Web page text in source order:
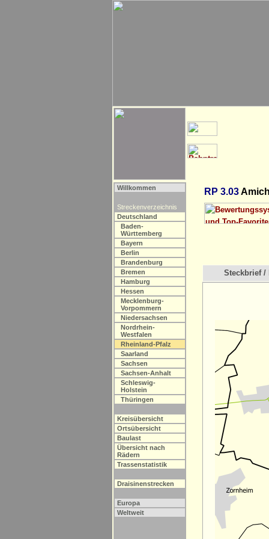
Willkommen
Streckenverzeichnis
Deutschland
Baden-
Württemberg
Bayern
Berlin
Brandenburg
Bremen
Hamburg
Hessen
Mecklenburg-
Vorpommern
Niedersachsen
Nordrhein-
Westfalen
Rheinland-Pfalz
Saarland
Sachsen
Sachsen-Anhalt
Schleswig-
Holstein
Thüringen
Kreisübersicht
Ortsübersicht
Baulast
Übersicht nach
Rädern
Trassenstatistik
Draisinenstrecken
Europa
Weltweit
RP 3.03
Steckbrief /